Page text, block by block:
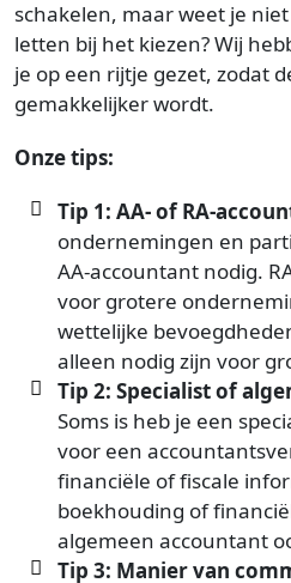
schakelen, maar weet je
letten bij het kiezen? Wij
je op een rijtje gezet, zodat
gemakkelijker wordt.
Onze tips:
Tip 1: AA- of RA-
ondernemingen en
AA-accountant nodig.
voor grotere
wettelijke
alleen nodig zijn voor
Tip 2: Specialist of
Soms is heb je een
voor een
financiële of fiscale
boekhouding of
algemeen accountant
Tip 3: Manier van